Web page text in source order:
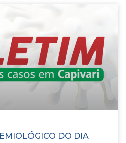
DO DIA